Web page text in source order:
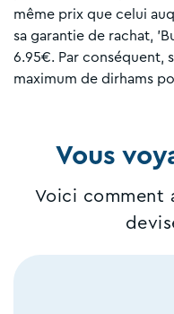
même prix que celui
sa garantie de rachat,
6.95€. Par conséquent,
maximum de dirhams
Vous
Voici comment